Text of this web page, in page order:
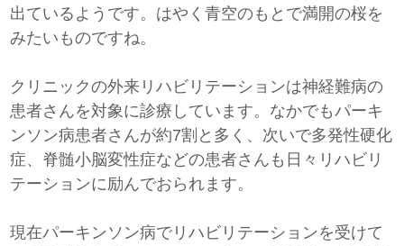
出ているようです。はやく青空のもとで満開の桜を
みたいものですね。
クリニックの外来リハビリテーションは神経難病の
患者さんを対象に診療しています。なかでもパーキ
ンソン病患者さんが約7割と多く、次いで多発性硬化
症、脊髄小脳変性症などの患者さんも日々リハビリ
テーションに励んでおられます。
現在パーキンソン病でリハビリテーションを受けて